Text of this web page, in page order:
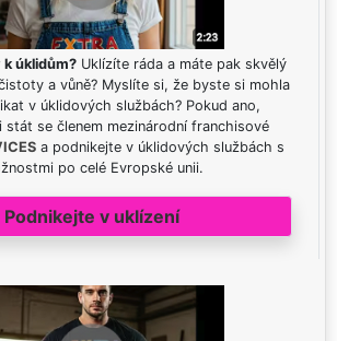
úklidům? Uklízíte ráda a máte pak skvělý
a vůně? Myslíte si, že byste si mohla
v úklidových službách? Pokud ano,
se členem mezinárodní franchisové
a podnikejte v úklidových službách s
po celé Evropské unii.
Podnikejte v uklízení